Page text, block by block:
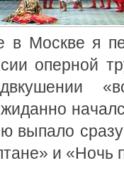
в Москве я
оперной
выпало
и «Ночь